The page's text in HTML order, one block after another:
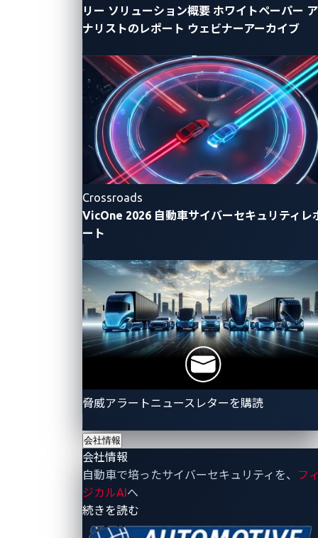
リー ソリューション概要 ホワイトペーパー ア
ナリストのレポート ウェビナーアーカイブ
Crossroads
VicOne 2026 自動車サイバーセキュリティレ
ート
脅威アラートニュースレターを購読
会社情報
会社情報
自動車で培ったサイバーセキュリティを、
フ
ジカルAIへ
続きを読む
Pwn」; Sina Kheirkhah、VicOne CEO; Max
Cheng、トレンドマイクロ脅威研究部門バイスプ
「Pwn2Own Automotive」は、Zero Day Initiative
（ZDI）のプラットフォームのもと、世界トップレベ
ルのセキュリティリサーチャーが最新の自動車技術に
対する実環境での検証を行う、世界最大規模のゼロデ
イ脆弱性発見コンテストです。2年目となる今年は、
世界13か国から、21チーム（個人参加を含む）が参加
し、3日間の開催期間中に、合計49のゼロデイ脆弱性
が発見されました。また、「Master of Pwn」※の称
号は、Sina Kheirkhah（イギリス・Summoning Team
社）が獲得しました。
VicOneは、「Pwn2Own Automotive」の開催を通じ
て、SDV時代における包括的なリスク管理体制の構築
と自動車業界全体のサイバーセキュリティレベル向上
に貢献します。
SDVの普及で車両機能がソフトウェアで制御されるこ
とにより、脆弱性の発見や攻撃リスクの増加が懸念さ
れる中、「Pwn2Own Automotive」でのゼロデイ脆弱
性発見を通じてセキュリティ対策を強化し、サイバー
インシデント防止を促進することで、未来の車両セキ
ュリティの基盤を築きます。